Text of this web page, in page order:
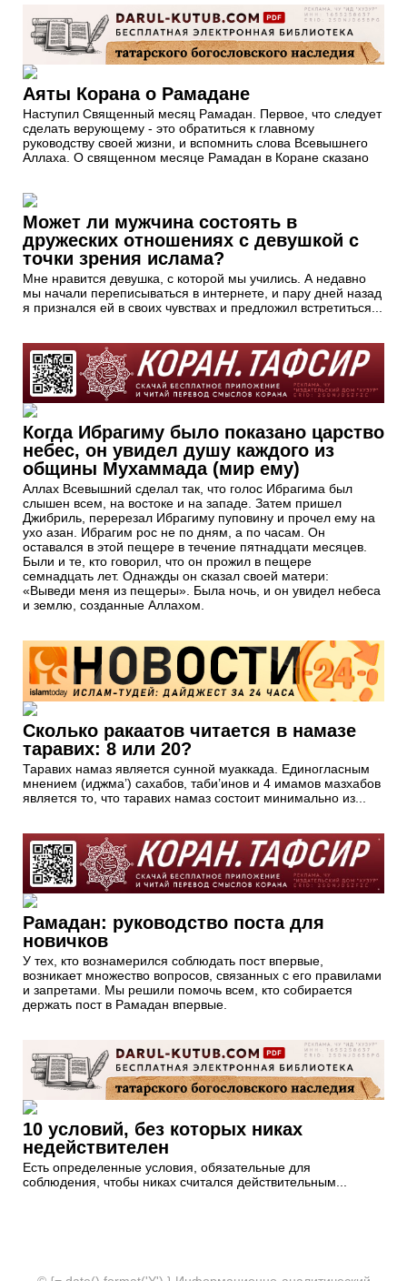
Аяты Корана о Рамадане
Наступил Священный месяц Рамадан. Первое, что следует
сделать верующему - это обратиться к главному
руководству своей жизни, и вспомнить слова Всевышнего
Аллаха. О священном месяце Рамадан в Коране сказано
Может ли мужчина состоять в
дружеских отношениях с девушкой с
точки зрения ислама?
Мне нравится девушка, с которой мы учились. А недавно
мы начали переписываться в интернете, и пару дней назад
я признался ей в своих чувствах и предложил встретиться...
Когда Ибрагиму было показано царство
небес, он увидел душу каждого из
общины Мухаммада (мир ему)
Аллах Всевышний сделал так, что голос Ибрагима был
слышен всем, на востоке и на западе. Затем пришел
Джибриль, перерезал Ибрагиму пуповину и прочел ему на
ухо азан. Ибрагим рос не по дням, а по часам. Он
оставался в этой пещере в течение пятнадцати месяцев.
Были и те, кто говорил, что он прожил в пещере
семнадцать лет. Однажды он сказал своей матери:
«Выведи меня из пещеры». Была ночь, и он увидел небеса
и землю, созданные Аллахом.
Сколько ракаатов читается в намазе
таравих: 8 или 20?
Таравих намаз является сунной муаккада. Единогласным
мнением (иджма’) сахабов, таби’инов и 4 имамов мазхабов
является то, что таравих намаз состоит минимально из...
Рамадан: руководство поста для
новичков
У тех, кто вознамерился соблюдать пост впервые,
возникает множество вопросов, связанных с его правилами
и запретами. Мы решили помочь всем, кто собирается
держать пост в Рамадан впервые.
10 условий, без которых никах
недействителен
Есть определенные условия, обязательные для
соблюдения, чтобы никах считался действительным...